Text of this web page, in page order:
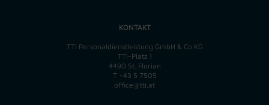
KONTAKT
TTI Personaldienstleistung GmbH & Co KG
TTI-Platz 1
4490 St. Florian
T +43 5 7505
office@tti.at